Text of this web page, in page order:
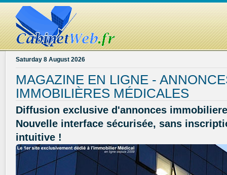
Saturday 8 August 2026
MAGAZINE EN LIGNE -
IMMOBILIÈRES MÉDICALES
Diffusion exclusive d'annonces
Nouvelle interface sécurisée, sans
intuitive !